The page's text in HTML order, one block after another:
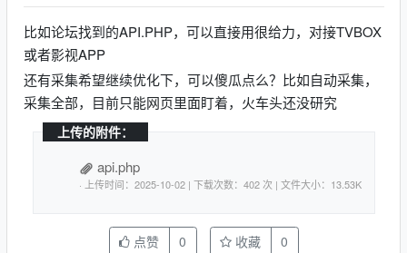
比如论坛找到的API.PHP，可以直接用很给力，对接TVBOX
或者影视APP
还有采集希望继续优化下，可以傻瓜点么？比如自动采集，
采集全部，目前只能网页里面盯着，火车头还没研究
上传的附件：
api.php
· 上传时间：2025-10-02 | 下载次数：402 次 | 文件大小：13.53K
点赞 0 收藏 0